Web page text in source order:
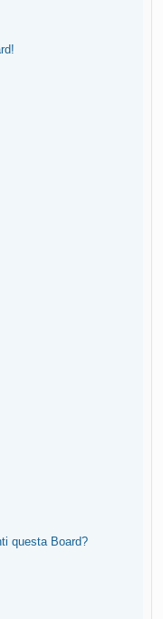
questa Board?